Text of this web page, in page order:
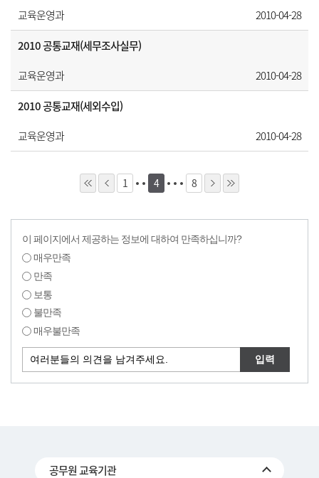
교육운영과
2010-04-28
2010 공통교재(세무조사실무)
교육운영과
2010-04-28
2010 공통교재(세외수입)
교육운영과
2010-04-28
1 4 8
이 페이지에서 제공하는 정보에 대하여 만족하십니까?
매우만족
만족
보통
불만족
매우불만족
공무원 교육기관